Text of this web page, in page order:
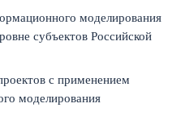
моделирования
субъектов Российской
с применением
моделирования